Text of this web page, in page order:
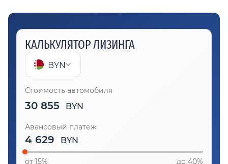
КАЛЬКУЛЯТОР ЛИЗИНГА
BYN
Стоимость автомобиля
30 855 BYN
Авансовый платеж
BYN
от 15%
до 40%